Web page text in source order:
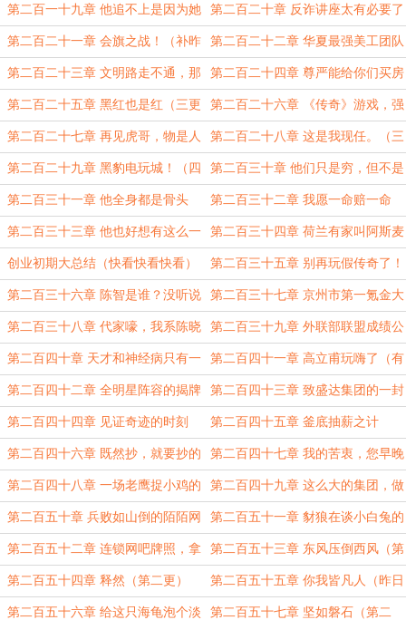
的心理（三更第二更！） 锅。（补昨天第三更！）
第二百一十九章 他追不上是因为她
不想等（三更第一更！）
第二百二十章 反诈讲座太有必要了
（三更第二更！）
第二百二十一章 会旗之战！（补昨
天一更）
第二百二十二章 华夏最强美工团队
（三更第一更）
第二百二十三章 文明路走不通，那
咱就走偏门。（三更第二更！）
第二百二十四章 尊严能给你们买房
吗？（补昨天的一更！）
第二百二十五章 黑红也是红（三更
第一更！）
第二百二十六章 《传奇》游戏，强
势来袭！
第二百二十七章 再见虎哥，物是人
非。（补昨天的一更！）
第二百二十八章 这是我现任。（三
更第一更）
第二百二十九章 黑豹电玩城！（四
更第一更！）
第二百三十章 他们只是穷，但不是
怂！（四更第二更！）
第二百三十一章 他全身都是骨头
（四更第三更！）
第二百三十二章 我愿一命赔一命
（第四更！）
第二百三十三章 他也好想有这么一
个朋友（三更第一更！）
第二百三十四章 荷兰有家叫阿斯麦
的公司
创业初期大总结（快看快看快看） 第二百三十五章 别再玩假传奇了！
第二百三十六章 陈智是谁？没听说
过！（第二更）
第二百三十七章 京州市第一氪金大
佬（第三更）
第二百三十八章 代家嚎，我系陈晓
春！（第一更）
第二百三十九章 外联部联盟成绩公
布！（补昨天第二更！）
第二百四十章 天才和神经病只有一
线之隔（补昨天第二更！）
第二百四十一章 高立甫玩嗨了（有
2/3游戏内容，不喜可跳）
第二百四十二章 全明星阵容的揭牌
仪式！（第四更！）
第二百四十三章 致盛达集团的一封
信
第二百四十四章 见证奇迹的时刻 第二百四十五章 釜底抽薪之计
第二百四十六章 既然抄，就要抄的
理直气壮！（第一更）
第二百四十七章 我的苦衷，您早晚
会明白的。
第二百四十八章 一场老鹰捉小鸡的
游戏
第二百四十九章 这么大的集团，做
游戏商人？（第二更）
第二百五十章 兵败如山倒的陌陌网
吧（第一更！）
第二百五十一章 豺狼在谈小白兔的
安全问题（第二更）
第二百五十二章 连锁网吧牌照，拿
下！（第三更！）
第二百五十三章 东风压倒西风（第
一更）
第二百五十四章 释然（第二更） 第二百五十五章 你我皆凡人（昨日
的第三更）
第二百五十六章 给这只海龟泡个淡 第二百五十七章 坚如磐石（第二